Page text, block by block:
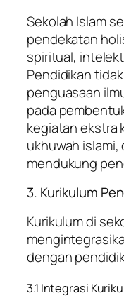
Sekolah Islam
pendekatan
spiritual,
Pendidikan
penguasaan
pada
kegiatan ekstra
ukhuwah
mendukung
3. Kurikulum
Kurikulum di
dengan
3.1 Integrasi